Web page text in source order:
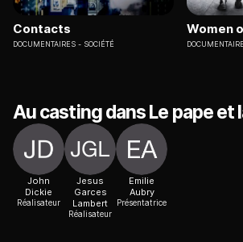
Contacts
DOCUMENTAIRES SOCIÉTÉ
Women
Au casting dans Le pape et
John
Dickie
Réalisateur
Jesus
Garces
Lambert
Réalisateur
Emilie
Aubry
Présentatrice